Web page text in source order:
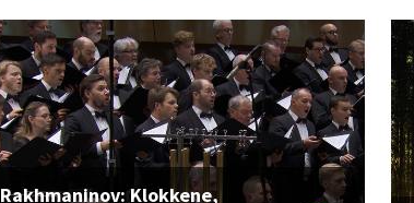
Rakhmaninov: Klokkene,